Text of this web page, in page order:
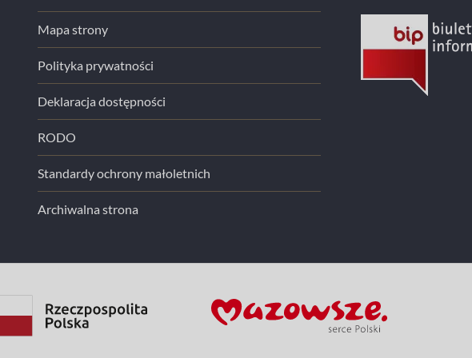
Mapa strony
Polityka prywatności
Deklaracja dostępności
RODO
Standardy ochrony małoletnich
Archiwalna strona